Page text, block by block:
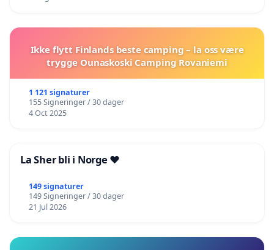
Ikke flytt Finlands beste camping – la oss være
trygge Ounaskoski Camping Rovaniemi
1 121 signaturer
155 Signeringer / 30 dager
4 Oct 2025
La Sher bli i Norge ❤️
149 signaturer
149 Signeringer / 30 dager
21 Jul 2026